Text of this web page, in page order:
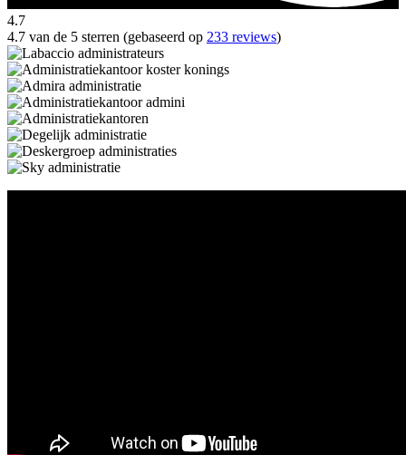
4.7
4.7 van de 5 sterren (gebaseerd op 233 reviews)